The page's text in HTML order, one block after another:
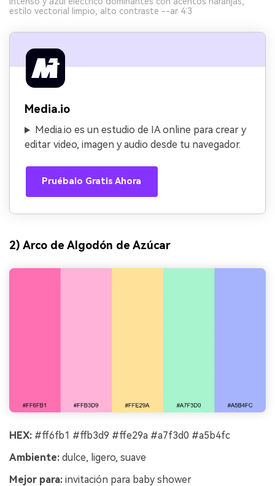
estilo vectorial limpio, alto contraste --ar 4:3
Media.io
Media.io es un estudio de IA online para crear y
editar video, imagen y audio desde tu navegador.
Pruébalo Gratis Ahora
2) Arco de Algodón de Azúcar
HEX: #ff6fb1 #ffb3d9 #ffe29a #a7f3d0 #a5b4fc
Ambiente: dulce, ligero, suave
Mejor para: invitación para baby shower